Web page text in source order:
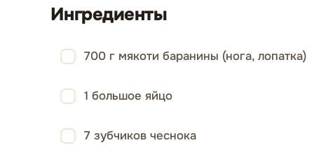
Ингредиенты
700 г мякоти баранины (нога, лопатка)
1 большое яйцо
7 зубчиков чеснока